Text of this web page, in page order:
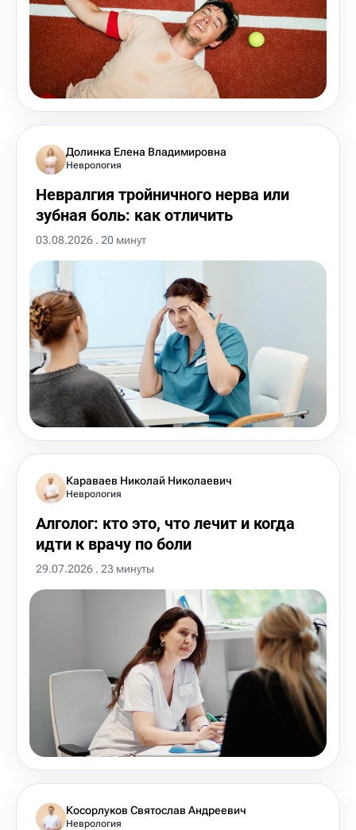
Долинка Елена Владимировна
Неврология
Невралгия тройничного нерва или
зубная боль: как отличить
03.08.2026 . 20 минут
Караваев Николай Николаевич
Неврология
Алголог: кто это, что лечит и когда
идти к врачу по боли
29.07.2026 . 23 минуты
Косорлуков Святослав Андреевич
Неврология